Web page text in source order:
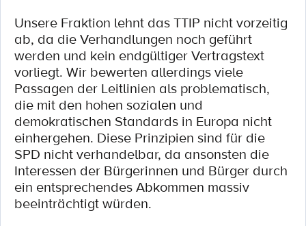
Unsere Fraktion lehnt das TTIP nicht vorzeitig
ab, da die Verhandlungen noch geführt
werden und kein endgültiger Vertragstext
vorliegt. Wir bewerten allerdings viele
Passagen der Leitlinien als problematisch,
die mit den hohen sozialen und
demokratischen Standards in Europa nicht
einhergehen. Diese Prinzipien sind für die
SPD nicht verhandelbar, da ansonsten die
Interessen der Bürgerinnen und Bürger durch
ein entsprechendes Abkommen massiv
beeinträchtigt würden.